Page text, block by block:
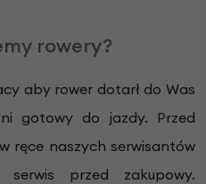
rowery?
aby rower dotarł do Was
gotowy do jazdy. Przed
ręce naszych serwisantów
serwis przed zakupowy.